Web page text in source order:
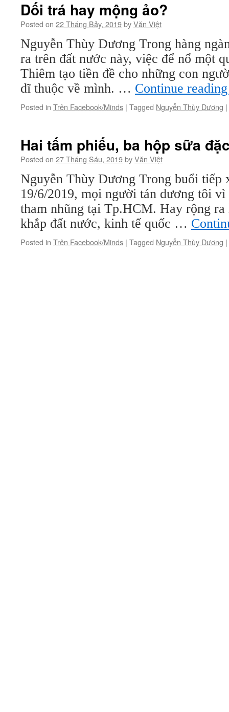
Dối trá hay mộng ảo?
Posted on 22 Tháng Bảy, 2019byVăn Việt
Nguyễn Thùy Dương Trong hàng
ra trên đất nước này, việc để nổ một
Thiêm tạo tiền đề cho những con
dĩ thuộc về mình. … Continue
Posted in Trên Facebook/Minds | Tagged Nguyễn Thùy Dương |
Hai tấm phiếu, ba hộp sữa
Posted on 27 Tháng Sáu, 2019byVăn Việt
Nguyễn Thùy Dương Trong buổi tiếp
19/6/2019, mọi người tán dương tôi
tham nhũng tại Tp.HCM. Hay rộng ra
khắp đất nước, kinh tế quốc …
Posted in Trên Facebook/Minds | Tagged Nguyễn Thùy Dương |